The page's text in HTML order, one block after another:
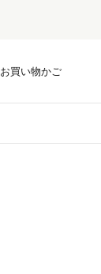
お買い物かご